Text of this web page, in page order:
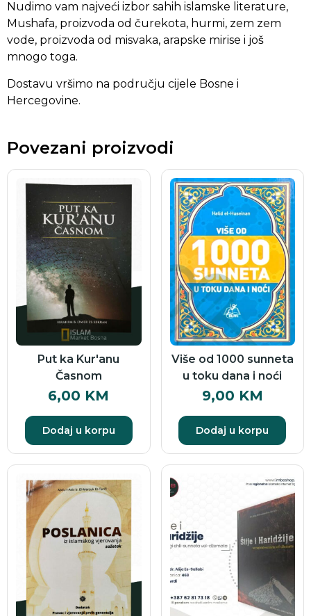
Nudimo vam najveći izbor sahih islamske literature,
Mushafa, proizvoda od čurekota, hurmi, zem zem
vode, proizvoda od misvaka, arapske mirise i još
mnogo toga.
Dostavu vršimo na području cijele Bosne i
Hercegovine.
Povezani proizvodi
Put ka Kur'anu
Časnom
6,00 KM
Dodaj u korpu
Više od 1000 sunneta
u toku dana i noći
9,00 KM
Dodaj u korpu